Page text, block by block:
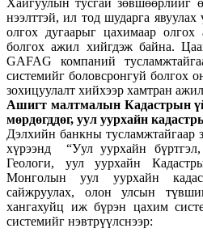
Хайгуулын тусгай зөвшөөрлийг
нээлттэй, ил тод шударга явуулах
олгох дугаарыг цахимаар
болгох ажил хийгдэж байна.
GAFAG компаний
системийг боловсронгуй болгох
зохицуулалт хийхээр хамтран
Ашигт малтмалын Кадастрын
мөрдөгддөг, уул уурхайн
Дэлхийн банкны тусламжтайгаар
хүрээнд “Уул уурхайн бүртгэл,
Геологи, уул уурхайн
Монголын уул уурхайн
сайжруулах, олон улсын
хангахуйц иж бүрэн цахим
системийг нэвтрүүлснээр: